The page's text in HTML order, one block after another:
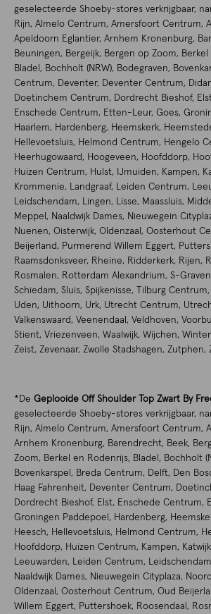
geselecteerde Shoeby-stores verkrijgbaar,
Rijn, Almelo Centrum, Amersfoort Centrum,
Apeldoorn Eglantier, Arnhem Kronenburg,
Beuningen, Bergeijk, Bergen op Zoom,
Bladel, Bochholt (NRW), Bodegraven,
Centrum, Deventer, Deventer Centrum,
Doetinchem Centrum, Dordrecht Bieshof,
Enschede Centrum, Etten-Leur, Goes,
Haarlem, Hardenberg, Heemskerk,
Hellevoetsluis, Helmond Centrum, Hengelo
Heerhugowaard, Hoogeveen, Hoofddorp,
Huizen Centrum, Hulst, IJmuiden, Kampen,
Krommenie, Landgraaf, Leiden Centrum,
Leidschendam, Lingen, Lisse, Maassluis,
Meppel, Naaldwijk Dames, Nieuwegein
Nuenen, Oisterwijk, Oldenzaal, Oosterhout
Beijerland, Purmerend Willem Eggert,
Raamsdonksveer, Rheine, Ridderkerk, Rijen,
Rosmalen, Rotterdam Alexandrium, S-
Schiedam, Sluis, Spijkenisse, Tilburg
Uden, Uithoorn, Urk, Utrecht Centrum,
Valkenswaard, Veenendaal, Veldhoven,
Stient, Vriezenveen, Waalwijk, Wijchen,
Zeist, Zevenaar, Zwolle Stadshagen, Zutphen,
*De Geplooide Off Shoulder Top Zwart By
geselecteerde Shoeby-stores verkrijgbaar,
Rijn, Almelo Centrum, Amersfoort Centrum,
Arnhem Kronenburg, Barendrecht, Beek,
Zoom, Berkel en Rodenrijs, Bladel, Bochholt
Bovenkarspel, Breda Centrum, Delft, Den
Haag Fahrenheit, Deventer Centrum,
Dordrecht Bieshof, Elst, Enschede Centrum,
Groningen Paddepoel, Hardenberg,
Heesch, Hellevoetsluis, Helmond Centrum,
Hoofddorp, Huizen Centrum, Kampen,
Leeuwarden, Leiden Centrum,
Naaldwijk Dames, Nieuwegein Cityplaza,
Oldenzaal, Oosterhout Centrum, Oud
Willem Eggert, Puttershoek, Roosendaal,